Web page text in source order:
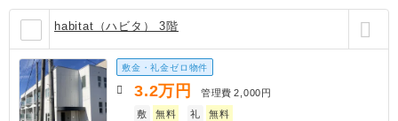
habitat（ハビタ） 3階
敷金・礼金ゼロ物件
3.2万円 管理費 2,000円
敷
無料 礼 無料